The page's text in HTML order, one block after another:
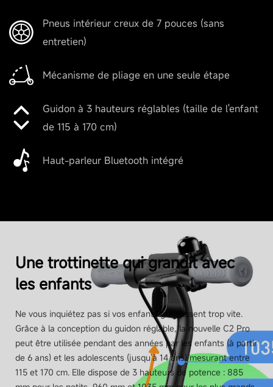
Pneus intérieur creux de 7 pouces (sans
entretien)
Mécanisme de pliage en une seule étape
Guidon à 3 hauteurs réglables (taille de l'enfant
de 115 à 170 cm)
Haut-parleur Bluetooth intégré
Une trottinette qui grandit avec
les enfants
Ne vous inquiétez pas si vos enfants grandissent trop vite.
Grâce à la conception du guidon réglable, la nouvelle C2 Pro
peut être utilisée pendant des années par les enfants (à partir
de 6 ans) et les adolescents (jusqu'à 14 ans) mesurant entre
115 et 170 cm. Elle dispose de 3 hauteurs de potence : 885
Autonomie
Autonomie théorique
Jusqu'à 17 km (10,6 miles)
Autonomie à vitesse maximale
Vitesse
Amortissement
Non